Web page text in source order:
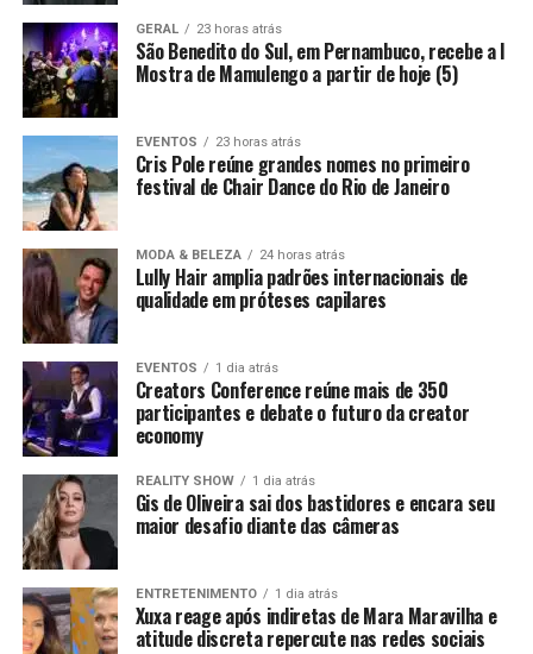
GERAL 23 horas atrás
São Benedito do Sul, em Pernambuco, recebe a I
Mostra de Mamulengo a partir de hoje (5)
EVENTOS 23 horas atrás
Cris Pole reúne grandes nomes no primeiro
festival de Chair Dance do Rio de Janeiro
MODA & BELEZA 24 horas atrás
Lully Hair amplia padrões internacionais de
qualidade em próteses capilares
EVENTOS 1 dia atrás
Creators Conference reúne mais de 350
participantes e debate o futuro da creator
economy
REALITY SHOW 1 dia atrás
Gis de Oliveira sai dos bastidores e encara seu
maior desafio diante das câmeras
ENTRETENIMENTO 1 dia atrás
Xuxa reage após indiretas de Mara Maravilha e
atitude discreta repercute nas redes sociais